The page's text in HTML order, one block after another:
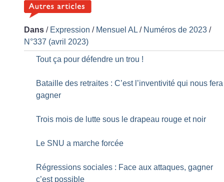
Dans / Expression / Mensuel AL / Numéros de 2023 /
N°337 (avril 2023)
Tout ça pour défendre un trou !
Bataille des retraites : C’est l’inventivité qui nous fera
gagner
Trois mois de lutte sous le drapeau rouge et noir
Le SNU a marche forcée
Régressions sociales : Face aux attaques, gagner
c’est possible